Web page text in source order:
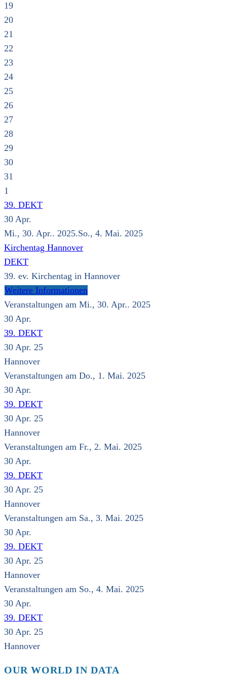
19
20
21
22
23
24
25
26
27
28
29
30
31
1
39. DEKT
30 Apr.
Mi., 30. Apr.. 2025.So., 4. Mai. 2025
Kirchentag Hannover
DEKT
39. ev. Kirchentag in Hannover
Weitere Informationen
Veranstaltungen am Mi., 30. Apr.. 2025
30 Apr.
39. DEKT
30 Apr. 25
Hannover
Veranstaltungen am Do., 1. Mai. 2025
30 Apr.
39. DEKT
30 Apr. 25
Hannover
Veranstaltungen am Fr., 2. Mai. 2025
30 Apr.
39. DEKT
30 Apr. 25
Hannover
Veranstaltungen am Sa., 3. Mai. 2025
30 Apr.
39. DEKT
30 Apr. 25
Hannover
Veranstaltungen am So., 4. Mai. 2025
30 Apr.
39. DEKT
30 Apr. 25
Hannover
OUR WORLD IN DATA